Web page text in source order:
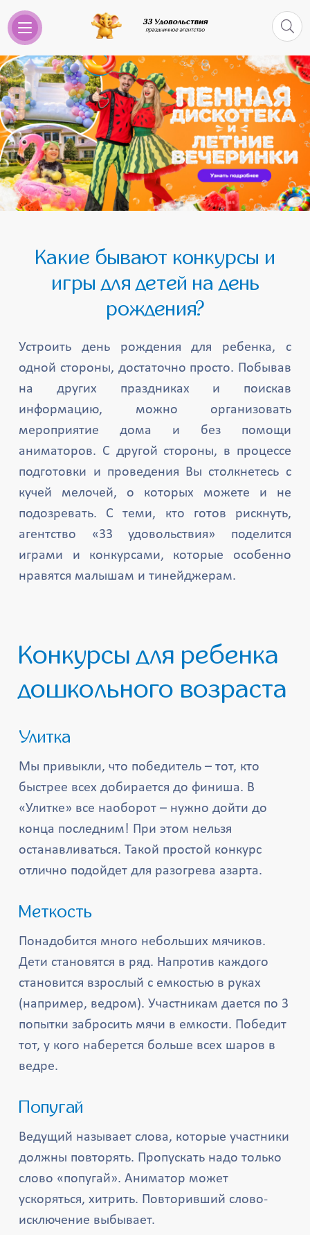
Какие бывают конкурсы и
игры для детей на день
рождения?
Устроить день рождения для ребенка, с
одной стороны, достаточно просто. Побывав
на других праздниках и поискав
информацию, можно организовать
мероприятие дома и без помощи
аниматоров. С другой стороны, в процессе
подготовки и проведения Вы столкнетесь с
кучей мелочей, о которых можете и не
подозревать. С теми, кто готов рискнуть,
агентство «33 удовольствия» поделится
играми и конкурсами, которые особенно
нравятся малышам и тинейджерам.
Конкурсы для ребенка
дошкольного возраста
Улитка
Мы привыкли, что победитель – тот, кто
быстрее всех добирается до финиша. В
«Улитке» все наоборот – нужно дойти до
конца последним! При этом нельзя
останавливаться. Такой простой конкурс
отлично подойдет для разогрева азарта.
Меткость
Понадобится много небольших мячиков.
Дети становятся в ряд. Напротив каждого
становится взрослый с емкостью в руках
(например, ведром). Участникам дается по 3
попытки забросить мячи в емкости. Победит
тот, у кого наберется больше всех шаров в
ведре.
Попугай
Ведущий называет слова, которые участники
должны повторять. Пропускать надо только
слово «попугай». Аниматор может
ускоряться, хитрить. Повторивший слово-
исключение выбывает.